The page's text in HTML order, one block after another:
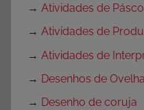
→ Atividades de
→ Atividades de
→ Atividades de
→ Desenhos de
→ Desenho de coruja